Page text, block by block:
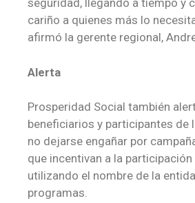
seguridad, llegando a tiempo y
cariño a quienes más lo
afirmó la gerente regional,
Alerta
Prosperidad Social también
beneficiarios y participantes de
no dejarse engañar por
que incentivan a la
utilizando el nombre de la
programas.